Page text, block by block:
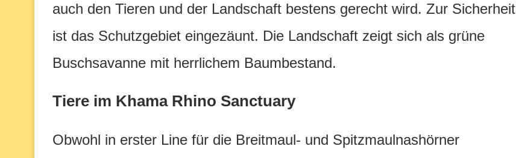
auch den Tieren und der Landschaft bestens gerecht wird. Zur Sicherheit
ist das Schutzgebiet eingezäunt. Die Landschaft zeigt sich als grüne
Buschsavanne mit herrlichem Baumbestand.
Tiere im Khama Rhino Sanctuary
Obwohl in erster Line für die Breitmaul- und Spitzmaulnashörner